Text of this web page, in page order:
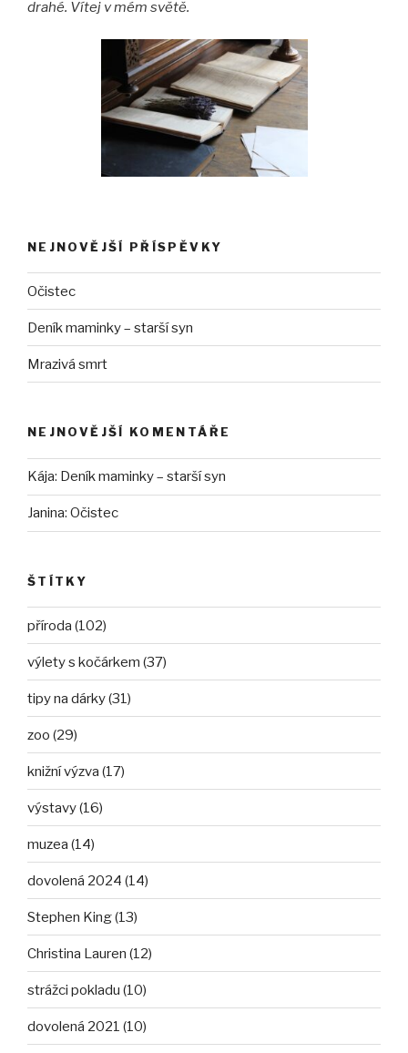
drahé. Vítej v mém světě.
NEJNOVĚJŠÍ PŘÍSPĚVKY
Očistec
Deník maminky – starší syn
Mrazivá smrt
NEJNOVĚJŠÍ KOMENTÁŘE
Kája: Deník maminky – starší syn
Janina: Očistec
ŠTÍTKY
příroda (102)
výlety s kočárkem (37)
tipy na dárky (31)
zoo (29)
knižní výzva (17)
výstavy (16)
muzea (14)
dovolená 2024 (14)
Stephen King (13)
Christina Lauren (12)
strážci pokladu (10)
dovolená 2021 (10)